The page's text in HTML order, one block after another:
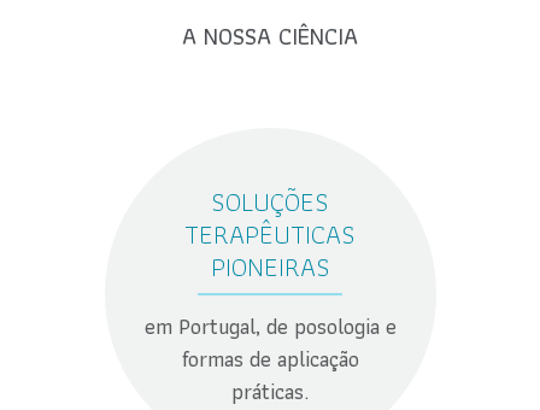
A NOSSA CIÊNCIA
SOLUÇÕES
TERAPÊUTICAS
PIONEIRAS
em Portugal, de posologia e
formas de aplicação
práticas.